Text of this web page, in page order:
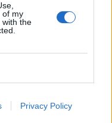
of my
with the
Privacy Policy
og
tog til, udfordrer
kollektive
i Nordjylland - og